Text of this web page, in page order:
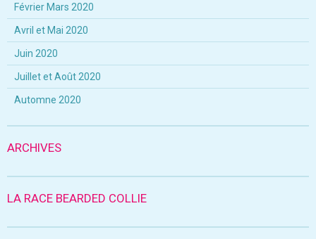
Février Mars 2020
Avril et Mai 2020
Juin 2020
Juillet et Août 2020
Automne 2020
ARCHIVES
LA RACE BEARDED COLLIE